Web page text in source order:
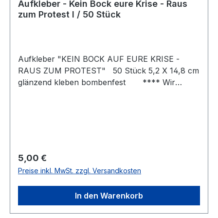
Aufkleber - Kein Bock eure Krise - Raus
zum Protest I / 50 Stück
Aufkleber "KEIN BOCK AUF EURE KRISE -
RAUS ZUM PROTEST" 50 Stück 5,2 X 14,8 cm
glänzend kleben bombenfest **** Wir
eine Straftat (§ 303 StGB, Sachbeschädigung)
dar. Wir übernehmen keine Verantwortung für
widerrechtliche Verwendungen unserer
Aufkleber. § 303 Sachbeschädigung(1) Wer
rechtswidrig eine fremde Sache beschädigt oder
zerstört, wird mit Freiheitsstrafe bis zu zwei
Regulärer Preis:
5,00 €
Preise inkl. MwSt. zzgl. Versandkosten
In den Warenkorb